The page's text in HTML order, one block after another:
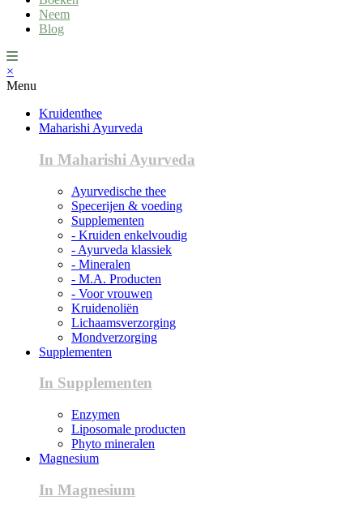
Neem
Blog
×
Menu
Kruidenthee
Maharishi Ayurveda
In Maharishi Ayurveda
Ayurvedische thee
Specerijen & voeding
Supplementen
- Kruiden enkelvoudig
- Ayurveda klassiek
- Mineralen
- M.A. Producten
- Voor vrouwen
Kruidenoliën
Lichaamsverzorging
Mondverzorging
Supplementen
In Supplementen
Enzymen
Liposomale producten
Phyto mineralen
Magnesium
In Magnesium